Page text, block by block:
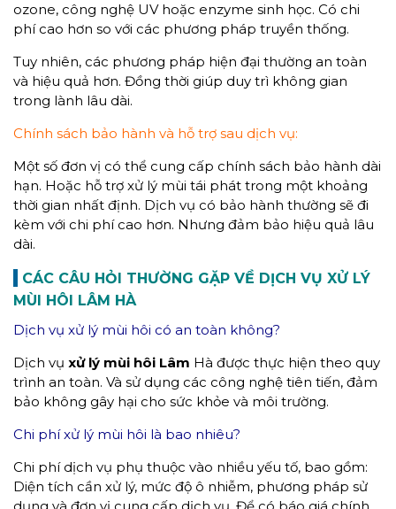
ozone, công nghệ UV hoặc enzyme sinh học. Có chi
phí cao hơn so với các phương pháp truyền thống.
Tuy nhiên, các phương pháp hiện đại thường an toàn
và hiệu quả hơn. Đồng thời giúp duy trì không gian
trong lành lâu dài.
Chính sách bảo hành và hỗ trợ sau dịch vụ:
Một số đơn vị có thể cung cấp chính sách bảo hành dài
hạn. Hoặc hỗ trợ xử lý mùi tái phát trong một khoảng
thời gian nhất định. Dịch vụ có bảo hành thường sẽ đi
kèm với chi phí cao hơn. Nhưng đảm bảo hiệu quả lâu
dài.
CÁC CÂU HỎI THƯỜNG GẶP VỀ DỊCH VỤ XỬ LÝ
MÙI HÔI LÂM HÀ
Dịch vụ xử lý mùi hôi có an toàn không?
Dịch vụ xử lý mùi hôi Lâm Hà được thực hiện theo quy
trình an toàn. Và sử dụng các công nghệ tiên tiến, đảm
bảo không gây hại cho sức khỏe và môi trường.
Chi phí xử lý mùi hôi là bao nhiêu?
Chi phí dịch vụ phụ thuộc vào nhiều yếu tố, bao gồm:
Diện tích cần xử lý, mức độ ô nhiễm, phương pháp sử